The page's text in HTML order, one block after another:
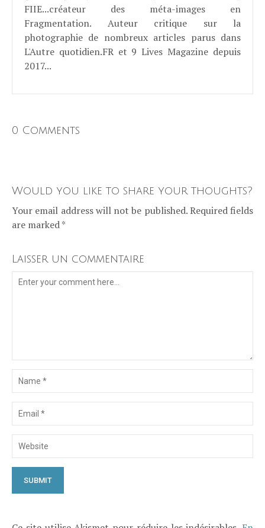
FIIE...créateur des méta-images en
Fragmentation. Auteur critique sur la
photographie de nombreux articles parus dans
L'Autre quotidien.FR et 9 Lives Magazine depuis
2017...
0 Comments
Would you like to share your thoughts?
Your email address will not be published. Required fields
are marked *
Laisser un commentaire